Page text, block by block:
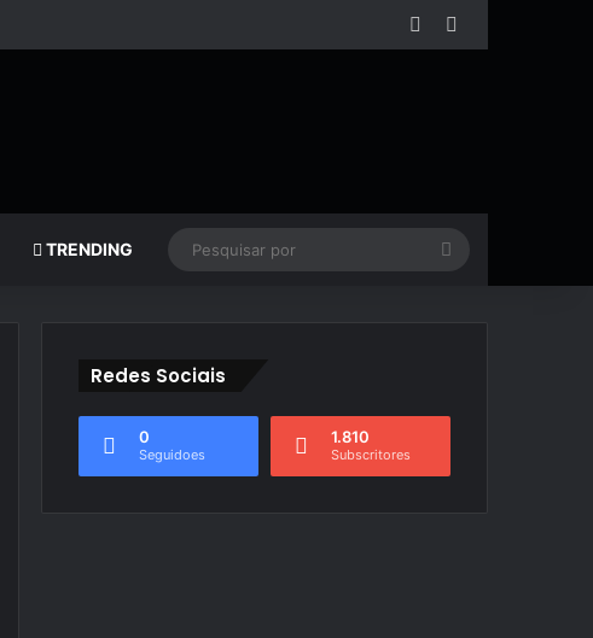
Facebook
TRENDING
Pesquisar
Redes Sociais
0
Seguidoes
1.810
Subscritores